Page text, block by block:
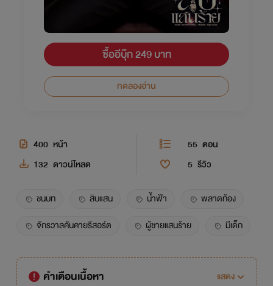
ซื้ออีบุ๊ก 249 บาท
ทดลองอ่าน
400 หน้า 55 ตอน
132 ดาวน์โหลด 5 รีวิว
ชนบท สิบแสน น้ำฟ้า
พลาดท้อง
จักรวาลคันคายรีสอร์ต
ผู้ชายแสนร้าย มีเด็ก
คำเตือนเนื้อหา
แสดง